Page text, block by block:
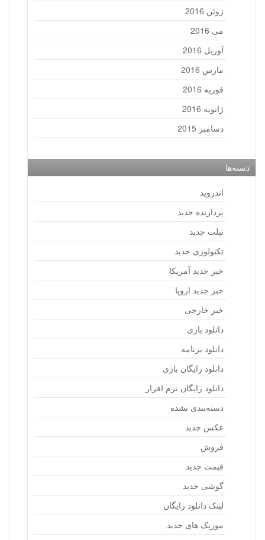
ژوئن 2016
می 2016
آوریل 2016
مارس 2016
فوریه 2016
ژانویه 2016
دسامبر 2015
دسته‌ها
اندروید
پردازنده جدید
تبلت جدید
تکنولوژی جدید
خبر جدید آمریکا
خبر جدید اروپا
خبر خارجی
دانلود بازی
دانلود برنامه
دانلود رایگان بازی
دانلود رایگان نرم افراز
دسته‌بندی نشده
عکس جدید
فروش
قیمت جدید
گوشی جدید
لینک دانلود رایگان
موزیک های جدید